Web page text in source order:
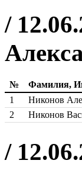
/
№ Фамилия,
1
Никонов
2
Никонов
/